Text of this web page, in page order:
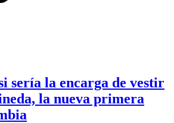
sería la encarga de vestir
la nueva primera